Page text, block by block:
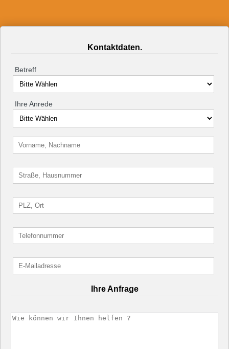
Kontaktdaten.
Betreff
Ihre Anrede
Ihre Anfrage